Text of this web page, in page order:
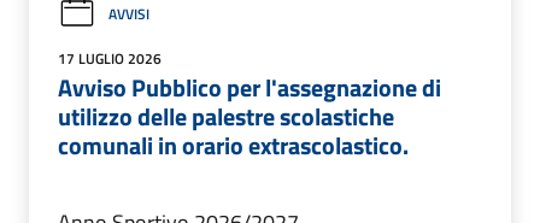
AVVISI
17 LUGLIO 2026
Avviso Pubblico per l'assegnazione di
utilizzo delle palestre scolastiche
comunali in orario extrascolastico.